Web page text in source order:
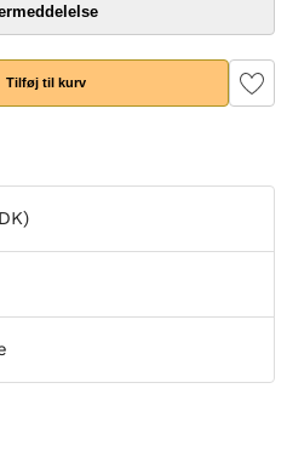
Tilføj til kurv